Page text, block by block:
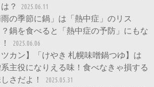
？
2025.06.11
雨の季節に鍋」は「熱中症」のリス
？鍋を食べると「熱中症の予防」にもな
2025.06.06
ツカン】「けやき 札幌味噌鍋つゆ】は
主役になりえる味！食べなきゃ損する
さだよ！
2025.05.31